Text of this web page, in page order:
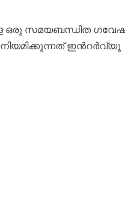
ഒരു സമയബന്ധിത
നിയമിക്കുന്നത് ഇൻറർവ്യൂ